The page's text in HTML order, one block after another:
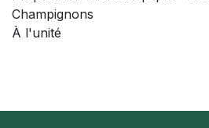
Champignons
À l'unité